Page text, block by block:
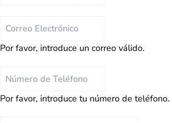
Empresa
Correo
Por favor, introduce un correo válido.
Teléfono
Por favor, introduce tu número de teléfono.